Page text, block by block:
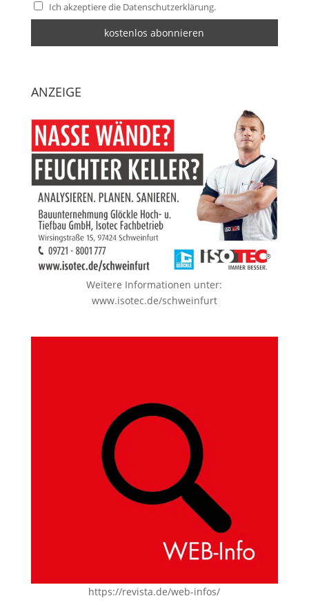
Ich akzeptiere die Datenschutzerklärung.
ANZEIGE
Weitere Informationen unter:
www.isotec.de/schweinfurt
https://revista.de/web-infos/